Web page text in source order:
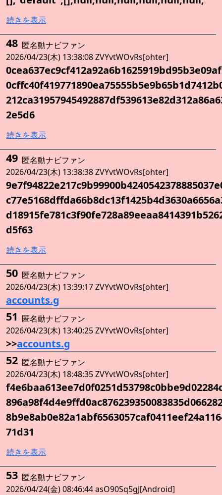
続きを表示
48 匿名動ナビファン
2026/04/23(木) 13:38:08 ZVYvtWOvRs[ohter]
2e5d6
続きを表示
49 匿名動ナビファン
2026/04/23(木) 13:38:38 ZVYvtWOvRs[ohter]
d5f63
続きを表示
50 匿名動ナビファン
2026/04/23(木) 13:39:17 ZVYvtWOvRs[ohter]
accounts.g
51 匿名動ナビファン
2026/04/23(木) 13:40:25 ZVYvtWOvRs[ohter]
>>accounts.g
52 匿名動ナビファン
2026/04/23(木) 18:48:35 ZVYvtWOvRs[ohter]
71d31
続きを表示
53 匿名動ナビファン
2026/04/24(金) 08:46:44 asO90Sq5gJ[Android]